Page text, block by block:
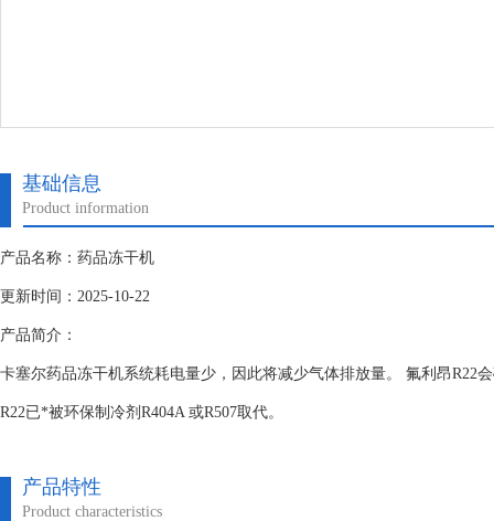
基础信息
Product information
产品名称：药品冻干机
更新时间：2025-10-22
产品简介：
卡塞尔药品冻干机系统耗电量少，因此将减少气体排放量。 氟利昂R22
R22已*被环保制冷剂R404A 或R507取代。
产品特性
Product characteristics